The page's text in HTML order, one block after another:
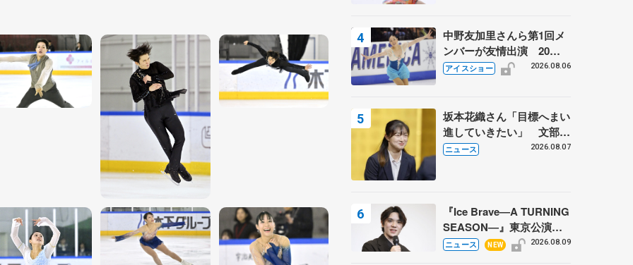
中野友加里さんら第1回メ
ンバーが友情出演 20周
年の「フレンズオンアイ
アイスショー 2026.08.06
坂本花織さん「目標へまい
進していきたい」 文部科
学省スポーツ表彰式で代表
ニュース 2026.08.07
『Ice Brave―A TURNING
SEASON―』東京公演が
開幕、宇野昌磨の『Ice
ニュース NEW 2026.08.09